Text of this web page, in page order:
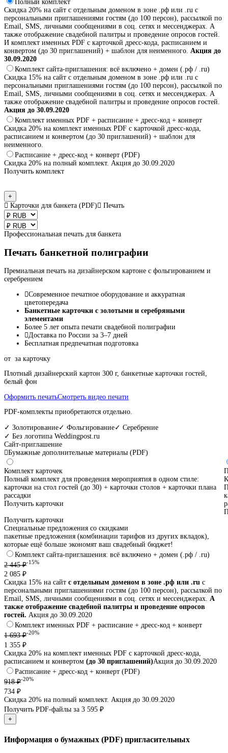
Полный комплект
Скидка 20% на сайт с отдельным доменом в зоне .рф или .ru с
персональными приглашениями гостям (до 100 персон), рассылкой по
Email, SMS, личными сообщениями в соц. сетях и мессенджерах. А
также отображение свадебной палитры и проведение опросов гостей.
И комплект именных PDF с карточкой дресс-кода, расписанием и
конвертом (до 30 приглашений) + шаблон для неименного. Акция до
30.09.2020
Комплект сайта-приглашения: всё включено + домен (.рф / .ru)
Скидка 15% на сайт с отдельным доменом в зоне .рф или .ru с
персональными приглашениями гостям (до 100 персон), рассылкой по
Email, SMS, личными сообщениями в соц. сетях и мессенджерах. А
также отображение свадебной палитры и проведение опросов гостей.
Акция до 30.09.2020
Комплект именных PDF + расписание + дресс-код + конверт
Скидка 20% на комплект именных PDF с карточкой дресс-кода,
расписанием и конвертом (до 30 приглашений) + шаблон для
неименного.
Расписание + дресс-код + конверт (PDF)
Скидка 20% на полный комплект. Акция до 30.09.2020
Получить комплект
+
Карточки для банкета (PDF)
Печать
Профессиональная печать для банкета
Печать банкетной полиграфии
Премиальная печать на дизайнерском картоне с фольгированием и
серебрением
Современное печатное оборудование и аккуратная
цветопередача
Банкетные карточки с золотыми и серебряными
элементами
Более 5 лет опыта печати свадебной полиграфии
Доставка по России за 3–7 дней
Бесплатная предпечатная подготовка
от за карточку
Плотный дизайнерский картон 300 г, банкетные карточки гостей,
белый фон
Оформить печатьСмотреть видео печати
PDF-комплекты приобретаются отдельно.
✓ Золотирование✓ Фольгирование✓ Серебрение
✓ Без логотипа Weddingpost.ru
Сайт-приглашение
Бумажные дополнительные материалы (PDF)
Комплект карточек
Полный комплект для проведения мероприятия в одном стиле:
карточки на стол гостей (до 30) + карточки столов + карточки плана
рассадки
Получить карточки
Получить карточки
Специальные предложения со скидками
пакетные предложения (комбинации тарифов из других вкладок),
которые ещё больше экономят ваш свадебный бюджет!
Комплект сайта-приглашения: всё включено + домен (.рф / .ru)
2 445 ₽-15%
2 085 ₽
Скидка 15% на сайт с отдельным доменом в зоне .рф или .ru с
персональными приглашениями гостям (до 100 персон), рассылкой по
Email, SMS, личными сообщениями в соц. сетях и мессенджерах. А
также отображение свадебной палитры и проведение опросов
гостей. Акция до 30.09.2020
Комплект именных PDF + расписание + дресс-код + конверт
1 693 ₽-20%
1 355 ₽
Скидка 20% на комплект именных PDF с карточкой дресс-кода,
расписанием и конвертом (до 30 приглашений)Акция до 30.09.2020
Расписание + дресс-код + конверт (PDF)
918 ₽-20%
734 ₽
Скидка 20% на полный комплект. Акция до 30.09.2020
Получить PDF-файлы за 3 595 ₽
+
Информация о бумажных (PDF) пригласительных